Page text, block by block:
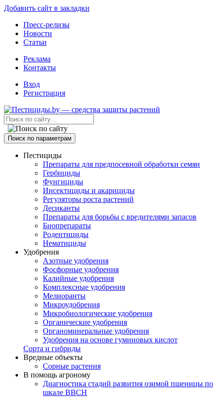
Добавить сайт в закладки
Пресс-релизы
Новости
Статьи
Реклама
Контакты
Вход
Регистрация
Поиск по параметрам
Пестициды
Препараты для предпосевной обработки семян
Гербициды
Фунгициды
Инсектициды и акарициды
Регуляторы роста растений
Десиканты
Препараты для борьбы с вредителями запасов
Биопрепараты
Родентициды
Нематициды
Удобрения
Азотные удобрения
Фосфорные удобрения
Калийные удобрения
Комплексные удобрения
Мелиоранты
Микроудобрения
Микробиологические удобрения
Органические удобрения
Органоминеральные удобрения
Удобрения на основе гуминовых кислот
Сорта и гибриды
Вредные объекты
Сорные растения
В помощь агроному
Диагностика стадий развития озимой пшеницы по
шкале ВВСН